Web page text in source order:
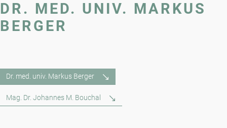
DR. MED. UNIV. MARKUS
BERGER
Dr. med. univ. Markus Berger
Mag. Dr. Johannes M. Bouchal